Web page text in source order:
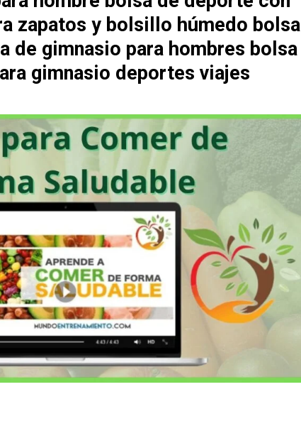
zapatos y bolsillo húmedo bolsa
de gimnasio para hombres bolsa
gimnasio deportes viajes